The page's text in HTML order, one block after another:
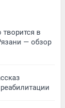
в
— обзор